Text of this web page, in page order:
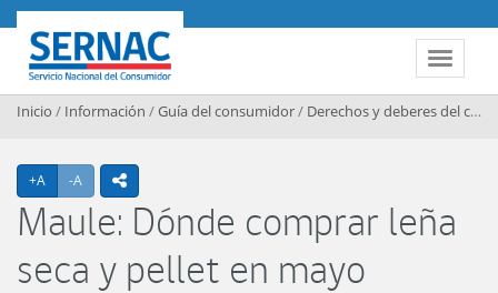
Contenido principal
Toggle
SERNAC
Inicio / Información /Guía del consumidor/ Derechos y deberes del consumidor
+A Agrandar texto
-A Achicar textoicono compartir
Maule: Dónde comprar leña
seca y pellet en mayo